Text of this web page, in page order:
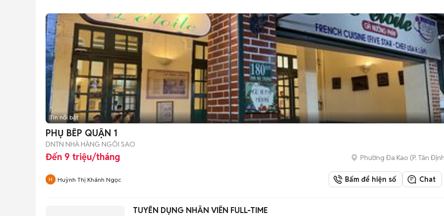
Tin nổi bật
PHỤ BẾP QUẬN 1
DNTN NHÀ HÀNG NGÔI SAO
Đến 9 triệu/tháng Phường Đa Kao (P. Tân
Huỳnh Thị Khánh Ngọc Bấm để hiện số Chat
TUYỂN DỤNG NHÂN VIÊN FULL-TIME